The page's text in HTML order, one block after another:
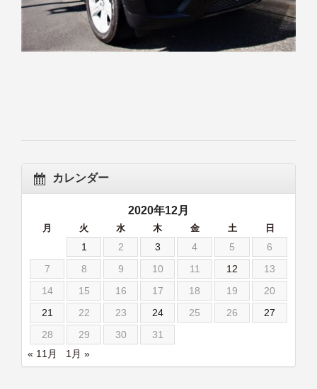
カレンダー
2020年12月
月 火 水 木 金 土 日
1 2 3 4 5
6
7
8 9 10 11 12
13
14
15 16 17 18 19
20
21
22 23 24 25 26
27
28
29 30
31
« 11月
1月 »